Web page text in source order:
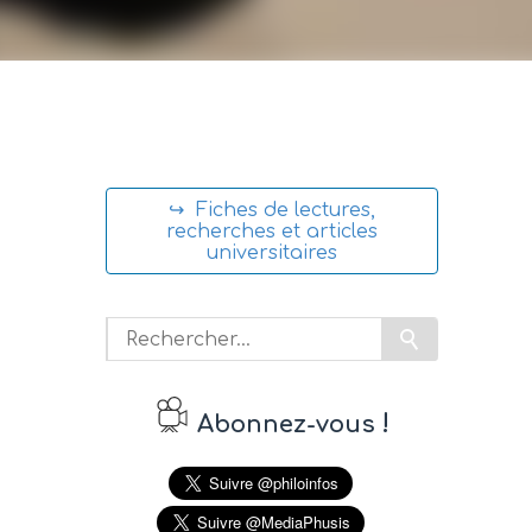
↪ Fiches de lectures,
recherches et articles
universitaires
Abonnez-vous !